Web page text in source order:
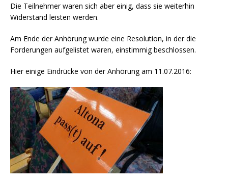
Die Teilnehmer waren sich aber einig, dass sie weiterhin
Widerstand leisten werden.
Am Ende der Anhörung wurde eine Resolution, in der die
Forderungen aufgelistet waren, einstimmig beschlossen.
Hier einige Eindrücke von der Anhörung am 11.07.2016: